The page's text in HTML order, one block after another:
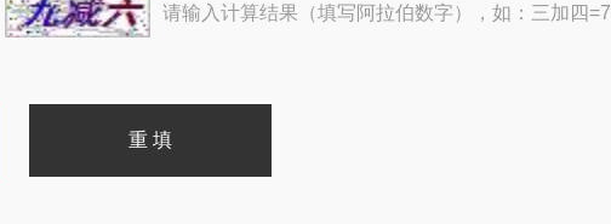
请输入计算结果（填写阿拉伯数字），如：三加四=7